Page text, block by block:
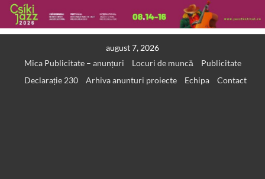
august 7, 2026
Mica Publicitate – anunțuri
Locuri de muncă
Publicitate
Declarație 230
Arhiva anunturi proiecte Echipa Contact